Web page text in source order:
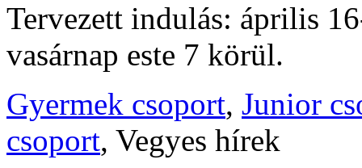
Tervezett indulás: április
vasárnap este 7 körül.
Gyermek csoport, Junior
csoport, Vegyes hírek